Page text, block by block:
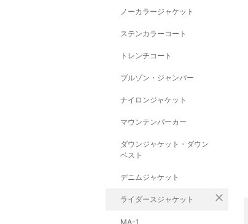
ノーカラージャケット
ステンカラーコート
トレンチコート
ブルゾン・ジャンパー
ナイロンジャケット
マウンテンパーカー
ダウンジャケット・ダウン
ベスト
デニムジャケット
ライダースジャケット close
MA-1